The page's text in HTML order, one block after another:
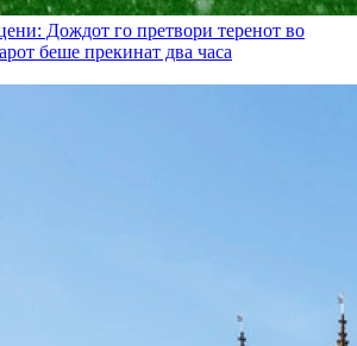
Дождот го претвори теренот во
беше прекинат два часа